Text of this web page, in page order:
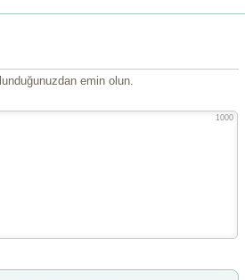
emin olun.
1000